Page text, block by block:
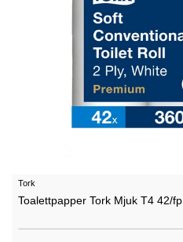
Tork
Toalettpapper Tork Mjuk T4 42/fp